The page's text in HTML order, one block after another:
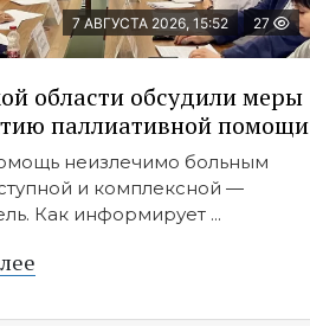
7 АВГУСТА 2026, 15:52 27
области обсудили меры
паллиативной помощи
неизлечимо больным
и комплексной —
Как информирует ...